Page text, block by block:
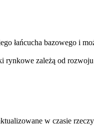
łańcucha bazowego i
rynkowe zależą od
w czasie